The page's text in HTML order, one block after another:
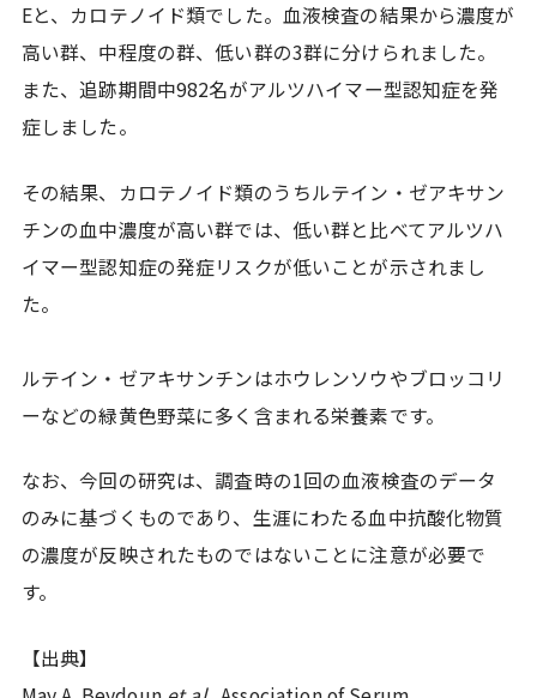
Eと、カロテノイド類でした。血液検査の結果から濃度が
高い群、中程度の群、低い群の3群に分けられました。
また、追跡期間中982名がアルツハイマー型認知症を発
症しました。
その結果、カロテノイド類のうちルテイン・ゼアキサン
チンの血中濃度が高い群では、低い群と比べてアルツハ
イマー型認知症の発症リスクが低いことが示されまし
た。
ルテイン・ゼアキサンチンはホウレンソウやブロッコリ
ーなどの緑黄色野菜に多く含まれる栄養素です。
なお、今回の研究は、調査時の1回の血液検査のデータ
のみに基づくものであり、生涯にわたる血中抗酸化物質
の濃度が反映されたものではないことに注意が必要で
す。
【出典】